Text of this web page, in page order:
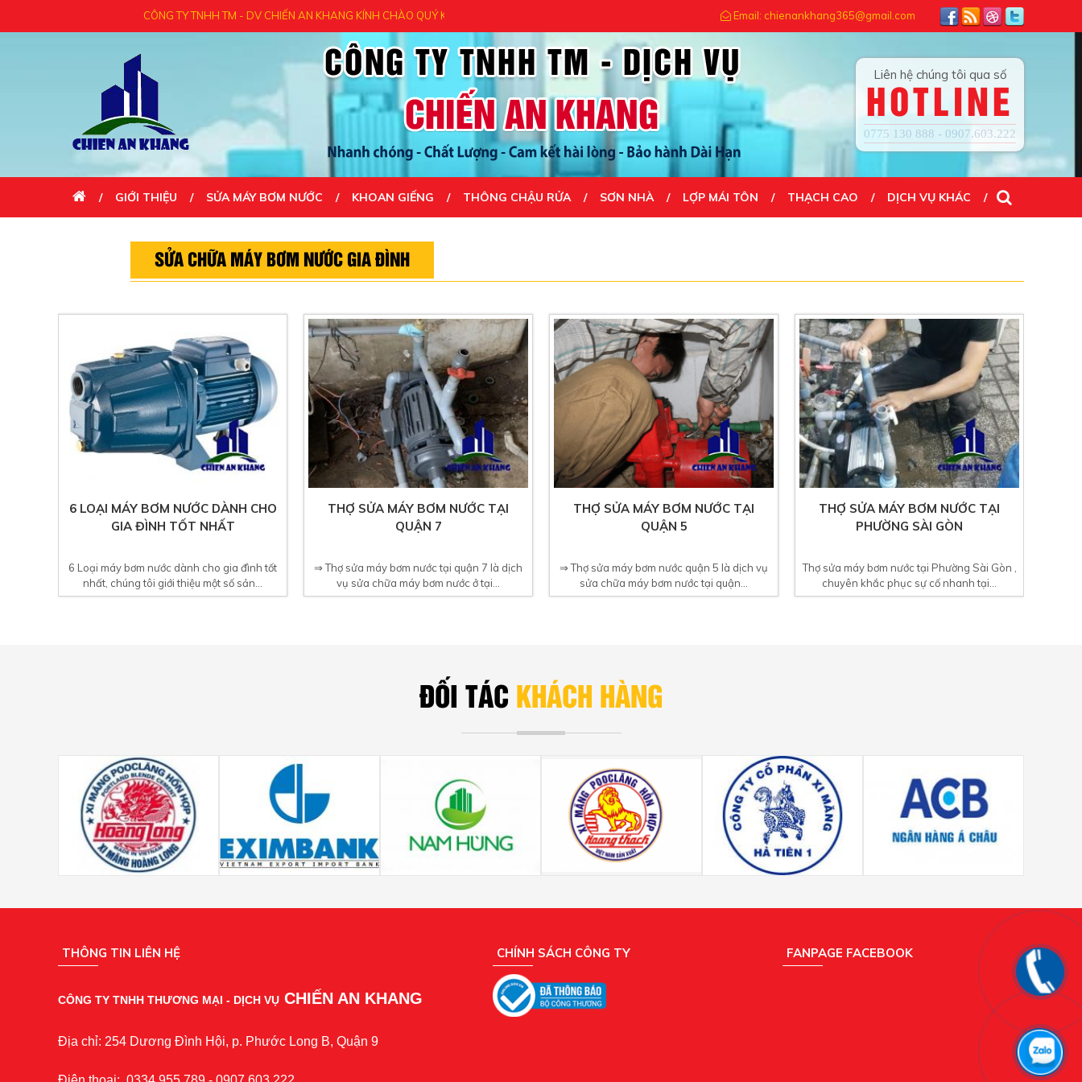
CÔNG TY TNHH TM - DV CHIẾN AN KHANG KÍNH CHÀO QUÝ KHÁCH - CẢM ƠN QUÝ KHÁCH ĐÃ ĐẾN VỚI CHÚNG TÔI- UY TÍN TẠO NÊN THÀNH CÔNG...! ĐẾN VỚI CHÚNG TÔI QUÝ KHÁCH HÀI LÒNG
Email: chienankhang365@gmail.com
Liên hệ chúng tôi qua số
HOTLINE
0775 130 888 - 0907.603.222
GIỚI THIỆU SỬA MÁY BƠM NƯỚC KHOAN GIẾNG THÔNG CHẬU RỬA SƠN NHÀ LỢP MÁI TÔN THẠCH CAO DỊCH VỤ KHÁC
SỬA CHỮA MÁY BƠM NƯỚC GIA ĐÌNH
6 LOẠI MÁY BƠM NƯỚC DÀNH CHO
GIA ĐÌNH TỐT NHẤT
6 Loại máy bơm nước dành cho gia đình tốt
nhất, chúng tôi giới thiệu một số sản...
THỢ SỬA MÁY BƠM NƯỚC TẠI
QUẬN 7
⇒ Thợ sửa máy bơm nước tại quận 7 là dịch
vụ sửa chữa máy bơm nước ở tại...
THỢ SỬA MÁY BƠM NƯỚC TẠI
QUẬN 5
⇒ Thợ sửa máy bơm nước quận 5 là dịch vụ
sửa chữa máy bơm nước tại quận...
THỢ SỬA MÁY BƠM NƯỚC TẠI
PHƯỜNG SÀI GÒN
Thợ sửa máy bơm nước tại Phường Sài Gòn ,
chuyên khắc phục sự cố nhanh tại...
ĐỐI TÁC KHÁCH HÀNG
THÔNG TIN LIÊN HỆ
CÔNG TY TNHH THƯƠNG MẠI - DỊCH VỤ CHIẾN AN KHANG
Địa chỉ: 254 Dương Đình Hội, p. Phước Long B, Quận 9
CHÍNH SÁCH CÔNG TY FANPAGE FACEBOOK